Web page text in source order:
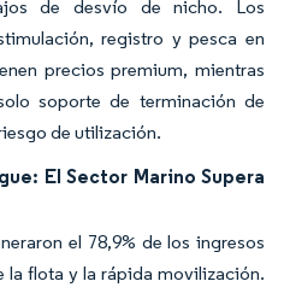
de desvío de nicho. Los
registro y pesca en
precios premium, mientras
soporte de terminación de
de utilización.
El Sector Marino Supera
el 78,9% de los ingresos
la flota y la rápida movilización.